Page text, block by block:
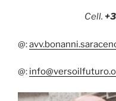
Cell.
@:
@: